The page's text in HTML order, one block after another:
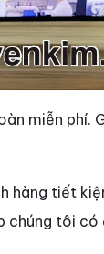
miễn phí.
hàng tiết
chúng tôi